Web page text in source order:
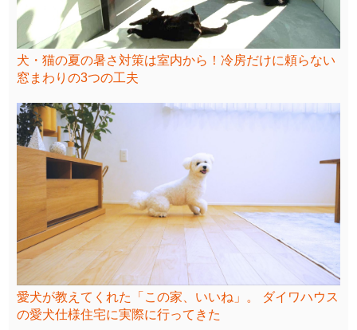
犬・猫の夏の暑さ対策は室内から！冷房だけに頼らない
窓まわりの3つの工夫
愛犬が教えてくれた「この家、いいね」。 ダイワハウス
の愛犬仕様住宅に実際に行ってきた